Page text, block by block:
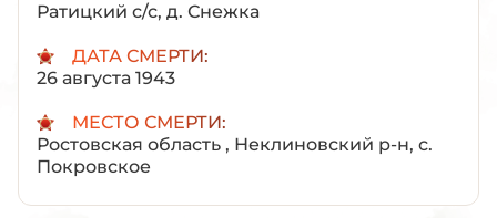
Ратицкий с/с, д. Снежка
ДАТА СМЕРТИ:
26 августа 1943
МЕСТО СМЕРТИ:
Ростовская область , Неклиновский р-н, с.
Покровское